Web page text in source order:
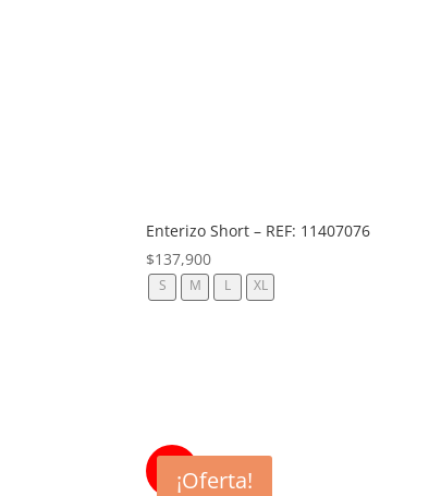
Enterizo Short – REF: 11407076
$137,900
S M L XL
40%¡Oferta!